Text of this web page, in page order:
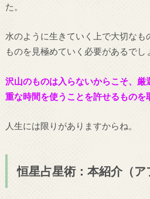
た。
水のように生きていく上で大切なも
ものを見極めていく必要があるでし
沢山のものは入らないからこそ、
重な時間を使うことを許せるもの
人生には限りがありますからね。
恒星占星術：本紹介（ア